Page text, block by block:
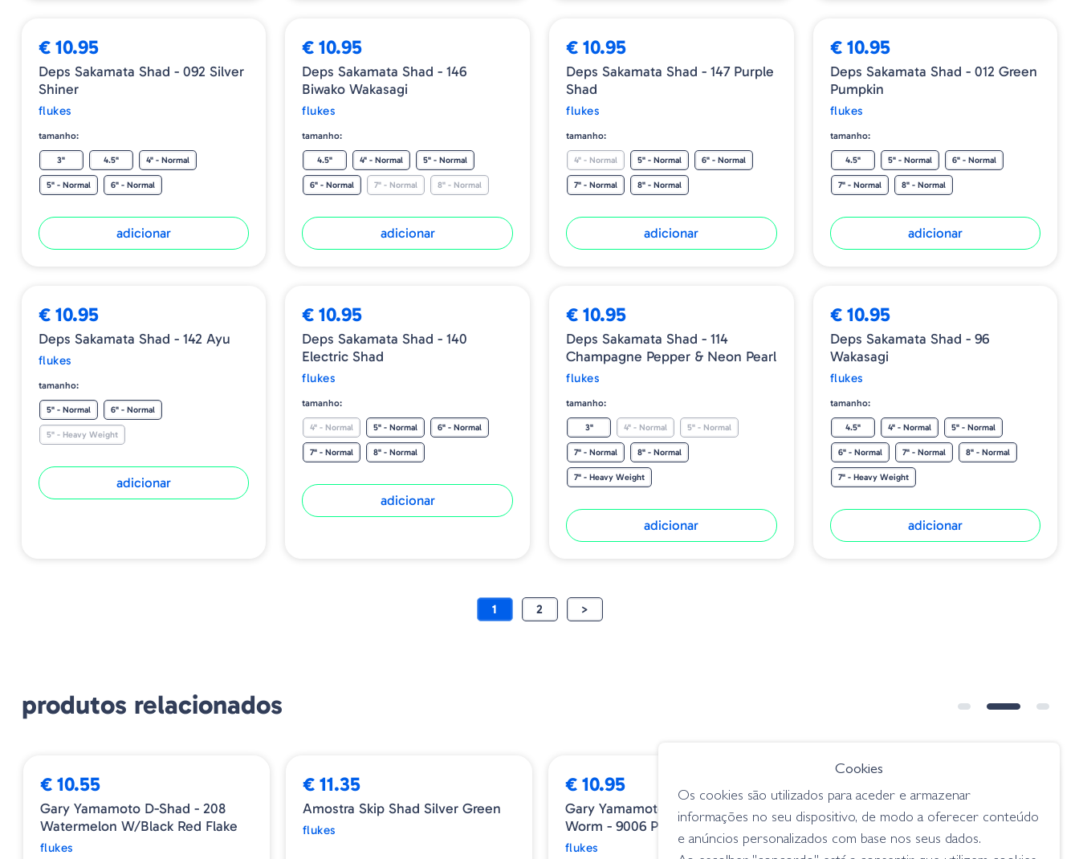
€ 10.95
Deps Sakamata Shad - 092 Silver
Shiner
flukes
tamanho:
3" 4.5" 4" - Normal
5" - Normal 6" - Normal
adicionar
€ 10.95
Deps Sakamata Shad - 146
Biwako Wakasagi
flukes
tamanho:
4.5" 4" - Normal 5" - Normal
6" - Normal 7" - Normal 8" - Normal
adicionar
€ 10.95
Deps Sakamata Shad - 147 Purple
Shad
flukes
tamanho:
4" - Normal 5" - Normal 6" - Normal
7" - Normal 8" - Normal
adicionar
€ 10.95
Deps Sakamata Shad - 012 Green
Pumpkin
flukes
tamanho:
4.5" 5" - Normal 6" - Normal
7" - Normal 8" - Normal
adicionar
€ 10.95
Deps Sakamata Shad - 142 Ayu
flukes
tamanho:
5" - Normal 6" - Normal
5" - Heavy Weight
adicionar
€ 10.95
Deps Sakamata Shad - 140
Electric Shad
flukes
tamanho:
4" - Normal 5" - Normal 6" - Normal
7" - Normal 8" - Normal
adicionar
€ 10.95
Deps Sakamata Shad - 114
Champagne Pepper & Neon Pearl
flukes
tamanho:
3" 4" - Normal 5" - Normal
7" - Normal 8" - Normal
7" - Heavy Weight
adicionar
€ 10.95
Deps Sakamata Shad - 96
Wakasagi
flukes
tamanho:
4.5" 4" - Normal 5" - Normal
6" - Normal 7" - Normal 8" - Normal
7" - Heavy Weight
adicionar
1 2 >
produtos relacionados
€ 10.55
Gary Yamamoto D-Shad - 208
Watermelon W/Black Red Flake
flukes
€ 11.35
Amostra Skip Shad Silver Green
flukes
€ 10.95
Gary Yamamoto Fat Shad Shape
Worm - 9006 Pro Blue
flukes
€ 10.95
OSP Dolive Stick Fat - TW117
Ghost Shrimp
flukes
Cookies
Os cookies são utilizados para aceder e armazenar
informações no seu dispositivo, de modo a oferecer conteúdo
e anúncios personalizados com base nos seus dados.